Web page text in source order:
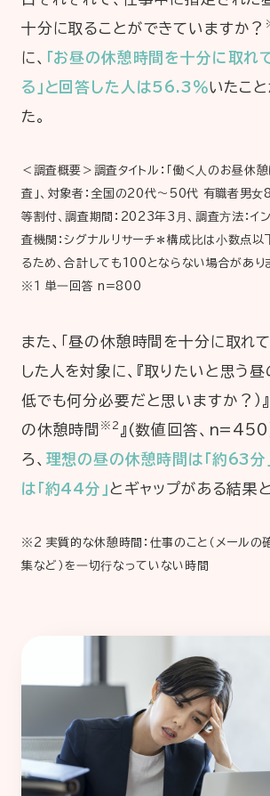
十分に取ることができていますか？
に、
「お昼の休憩時間を十分に取れ
る」と回答した人は56.3％いたこ
た。
＜調査概要＞調査タイトル：「働く⼈のお昼休
査」、対象者：全国の20代〜50代 有職者男
等割付、調査期間：2023年3⽉、調査⽅法：イン
査機関：シグナルリサーチ＊構成⽐は⼩数点以
るため、合計しても100とならない場合があり
※１ 単⼀回答 n=800
また、「昼の休憩時間を十分に取れ
した人を対象に、『取りたいと思う
低でも何分必要だと思いますか？）
の休憩時間 ※2 』(数値回答、
ろ、 理想の昼の休憩時間は「約63分
は「約44分」とギャップがある結果
※2 実質的な休憩時間：仕事のこと（メールの
集など）を⼀切⾏なっていない時間